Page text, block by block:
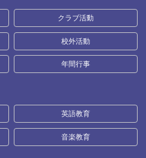
クラブ活動
校外活動
年間行事
英語教育
音楽教育